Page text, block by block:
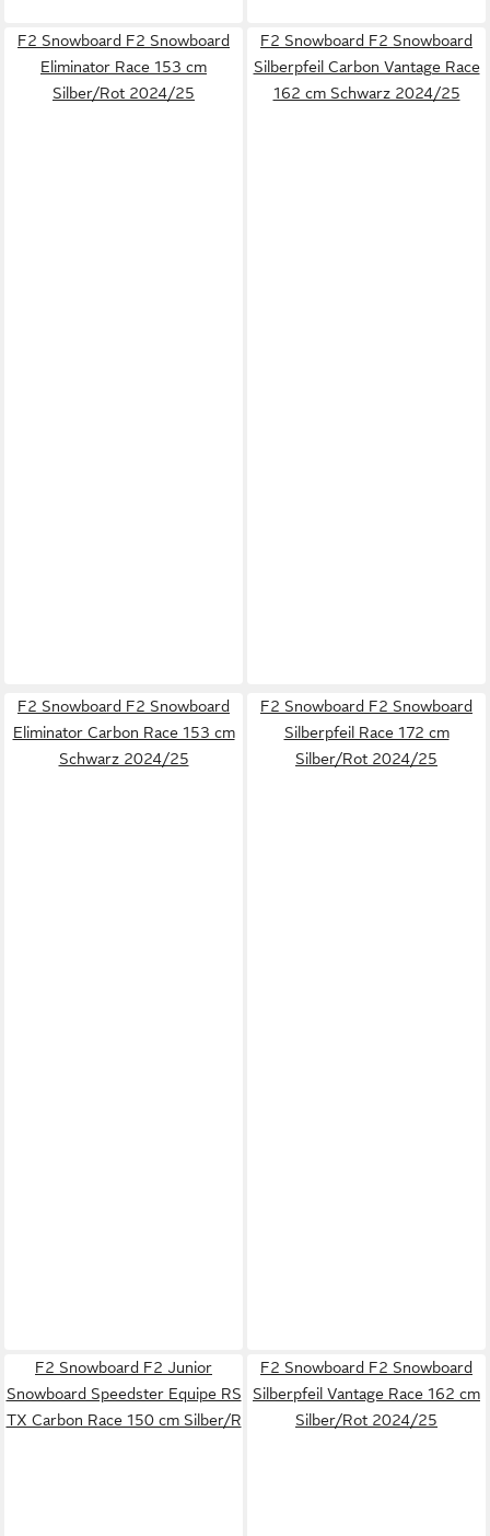
F2 Snowboard F2 Snowboard
Eliminator Race 153 cm
Silber/Rot 2024/25
F2 Snowboard F2 Snowboard
Silberpfeil Carbon Vantage Race
162 cm Schwarz 2024/25
F2 Snowboard F2 Snowboard
Eliminator Carbon Race 153 cm
Schwarz 2024/25
F2 Snowboard F2 Snowboard
Silberpfeil Race 172 cm
Silber/Rot 2024/25
F2 Snowboard F2 Junior
Snowboard Speedster Equipe RS
TX Carbon Race 150 cm Silber/R
F2 Snowboard F2 Snowboard
Silberpfeil Vantage Race 162 cm
Silber/Rot 2024/25